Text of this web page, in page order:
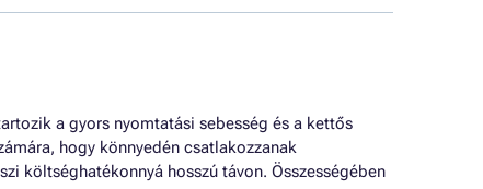
a gyors nyomtatási sebesség és a kettős
hogy könnyedén csatlakozzanak
költséghatékonnyá hosszú távon. Összességében